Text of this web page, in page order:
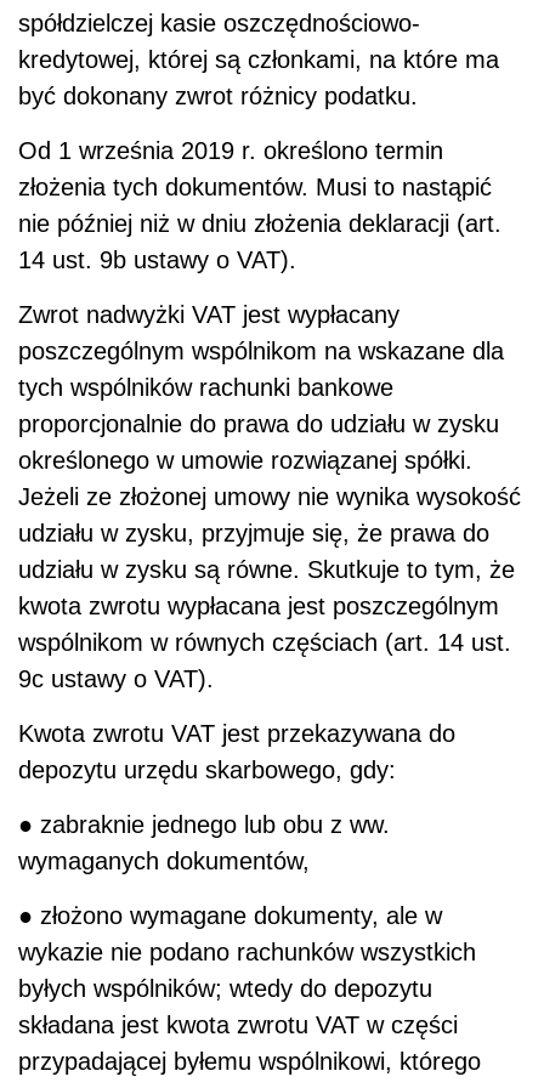
spółdzielczej kasie oszczędnościowo-
kredytowej, której są członkami, na które ma
być dokonany zwrot różnicy podatku.
Od 1 września 2019 r. określono termin
złożenia tych dokumentów. Musi to nastąpić
nie później niż w dniu złożenia deklaracji (art.
14 ust. 9b ustawy o VAT).
Zwrot nadwyżki VAT jest wypłacany
poszczególnym wspólnikom na wskazane dla
tych wspólników rachunki bankowe
proporcjonalnie do prawa do udziału w zysku
określonego w umowie rozwiązanej spółki.
Jeżeli ze złożonej umowy nie wynika wysokość
udziału w zysku, przyjmuje się, że prawa do
udziału w zysku są równe. Skutkuje to tym, że
kwota zwrotu wypłacana jest poszczególnym
wspólnikom w równych częściach (art. 14 ust.
9c ustawy o VAT).
Kwota zwrotu VAT jest przekazywana do
depozytu urzędu skarbowego, gdy:
● zabraknie jednego lub obu z ww.
wymaganych dokumentów,
● złożono wymagane dokumenty, ale w
wykazie nie podano rachunków wszystkich
byłych wspólników; wtedy do depozytu
składana jest kwota zwrotu VAT w części
przypadającej byłemu wspólnikowi, którego